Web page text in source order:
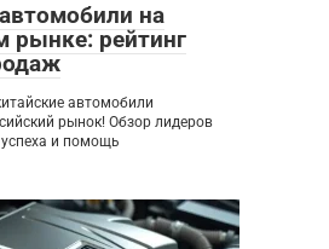
на
рынке: рейтинг
автомобили
рынок! Обзор лидеров
и помощь